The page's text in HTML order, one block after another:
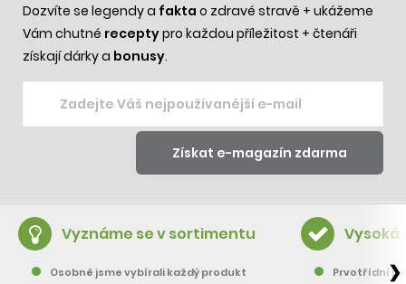
Dozvíte se legendy a fakta o zdravé stravě + ukážeme
Vám chutné receptypro každou příležitost + čtenáři
získají dárky a bonusy.
Vyznáme se v sortimentu
Osobně jsme vybírali každý produkt
Vysoká
Prvotřídní❯